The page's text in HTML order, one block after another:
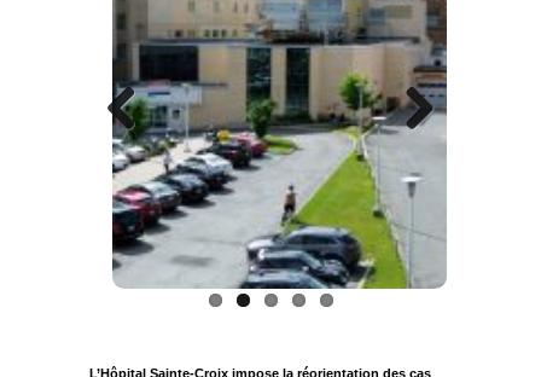
Previous
L’Hôpital Sainte-Croix impose la réorientation des cas